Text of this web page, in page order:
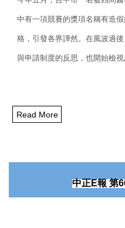
中有一項競賽的獎項名稱有造假
格，引發各界譁然。在風波過後
與申請制度的反思， 也開始檢視
Read More
中正E報 第